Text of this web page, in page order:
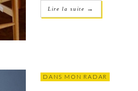
Lire la suite →
DANS MON RADAR